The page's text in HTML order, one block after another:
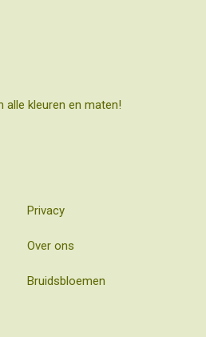
alle kleuren en maten!
Privacy
Over ons
Bruidsbloemen